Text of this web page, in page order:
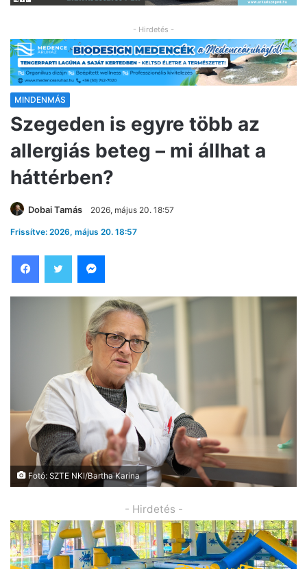
- Hirdetés -
MINDENMÁS
Szegeden is egyre több az
allergiás beteg – mi állhat a
háttérben?
Dobai Tamás 2026, május 20. 18:57
Frissítve: 2026, május 20. 18:57
Fotó: SZTE NKI/Bartha Karina
- Hirdetés -